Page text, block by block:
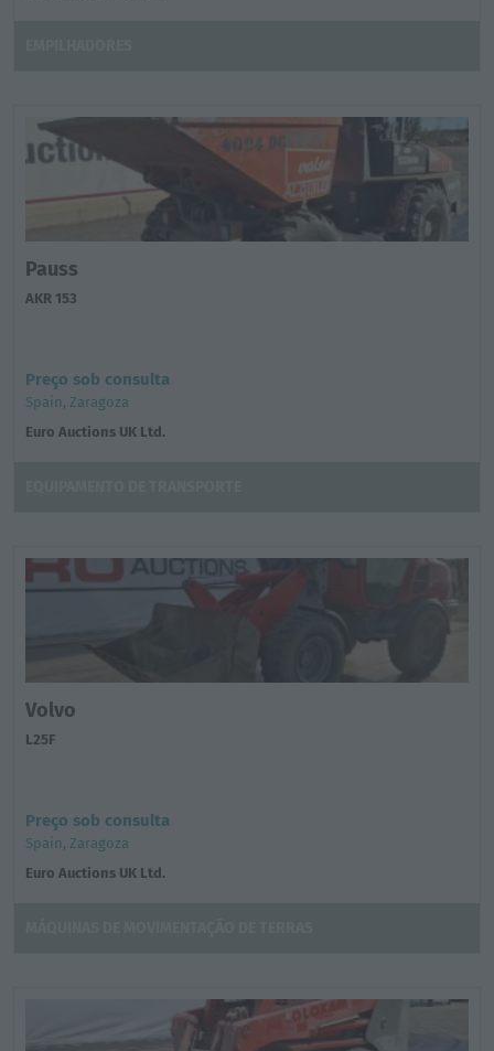
Pauss
AKR 153
Preço sob consulta
Spain, Zaragoza
Euro Auctions UK Ltd.
Volvo
L25F
Preço sob consulta
Spain, Zaragoza
Euro Auctions UK Ltd.